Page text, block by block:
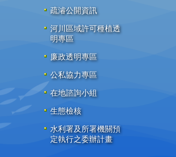
疏濬公開資訊
河川區域許可種植透
明專區
廉政透明專區
公私協力專區
在地諮詢小組
生態檢核
水利署及所署機關預
定執行之委辦計畫